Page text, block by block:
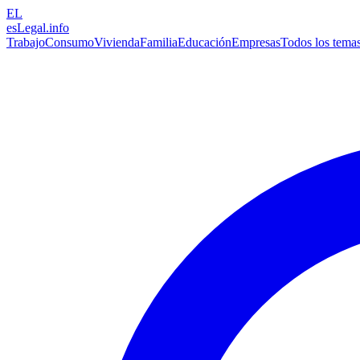
EL
esLegal.info
TrabajoConsumoViviendaFamiliaEducaciónEmpresasTodos los